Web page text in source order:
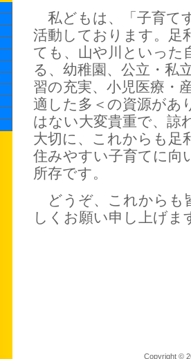
私どもは、「子育て
活動しております。足
ても、山や川といった
る、幼稚園、公立・私
習の充実、小児医療・
適した多＜の資源があ
はない大変貴重で、諒
大切に、これからも足
住みやすい子育てに向
所存です。
どうぞ、これからも
しくお願い申し上げま
Copyright ©